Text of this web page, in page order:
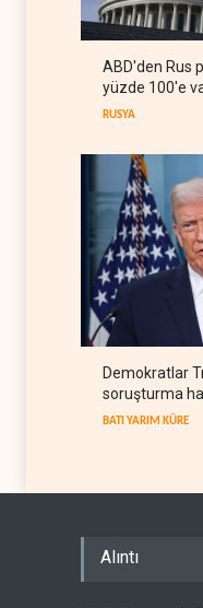
ABD'den Rus
yüzde 100'e
RUSYA
Demokratlar
soruşturma
BATI YARIM KÜRE
Alıntı